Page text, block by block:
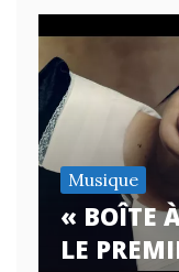
Musique
« BOÎTE
LE